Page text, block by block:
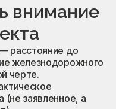
внимание
расстояние до
железнодорожного
черте.
(не заявленное, а